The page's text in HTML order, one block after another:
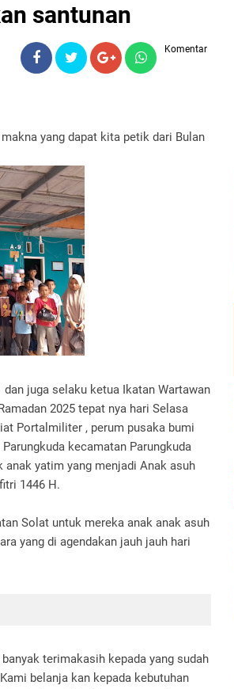
santunan
Komentar
yang dapat kita petik dari Bulan
juga selaku ketua Ikatan Wartawan
2025 tepat nya hari Selasa
Portalmiliter , perum pusaka bumi
kecamatan Parungkuda
anak yatim yang menjadi Anak asuh
1446 H.
Solat untuk mereka anak anak asuh
yang di agendakan jauh jauh hari
terimakasih kepada yang sudah
belanja kan kepada kebutuhan